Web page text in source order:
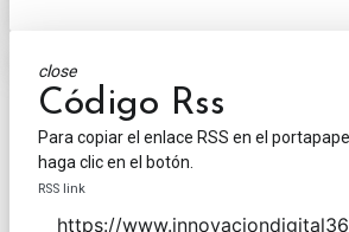
close
Código Rss
Para copiar el enlace RSS en el
haga clic en el botón.
RSS link